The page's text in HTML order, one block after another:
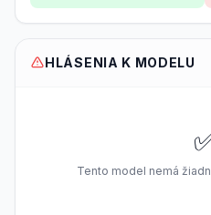
HLÁSENIA K MODELU
Tento model nemá